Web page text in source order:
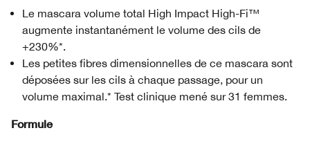
Le mascara volume total High Impact High-Fi™
augmente instantanément le volume des cils de
+230%*.
Les petites fibres dimensionnelles de ce mascara sont
déposées sur les cils à chaque passage, pour un
volume maximal.* Test clinique mené sur 31 femmes.
Formule